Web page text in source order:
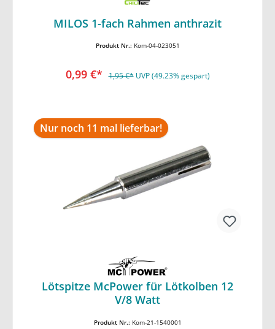
MILOS 1-fach Rahmen anthrazit
Produkt Nr.: Kom-04-023051
0,99 €* 1,95 €* UVP (49.23% gespart)
Nur noch 11 mal lieferbar!
Lötspitze McPower für Lötkolben 12
V/8 Watt
Produkt Nr.: Kom-21-1540001
In den Warenkorb